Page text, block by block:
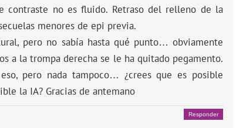
contraste no es fluido. Retraso del relleno de la
menores de epi previa.
pero no sabía hasta qué punto… obviamente
a la trompa derecha se le ha quitado pegamento.
pero nada tampoco… ¿crees que es posible
la IA? Gracias de antemano
Responder